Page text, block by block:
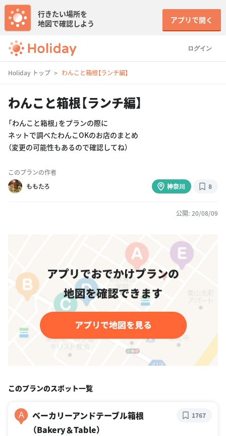
ログイン
行きたい場所を
地図で確認しよう
アプリで開く
Holiday トップ わんこと箱根【ランチ編】
わんこと箱根【ランチ編】
「わんこと箱根」をプランの際に
ネットで調べたわんこOKのお店のまとめ
（変更の可能性もあるので確認してね）
このプランの作者
ももたろ
神奈川 8
公開: 20/08/09
このプランのスポット一覧
A
ベーカリーアンドテーブル箱根
（Bakery＆Table）
1767